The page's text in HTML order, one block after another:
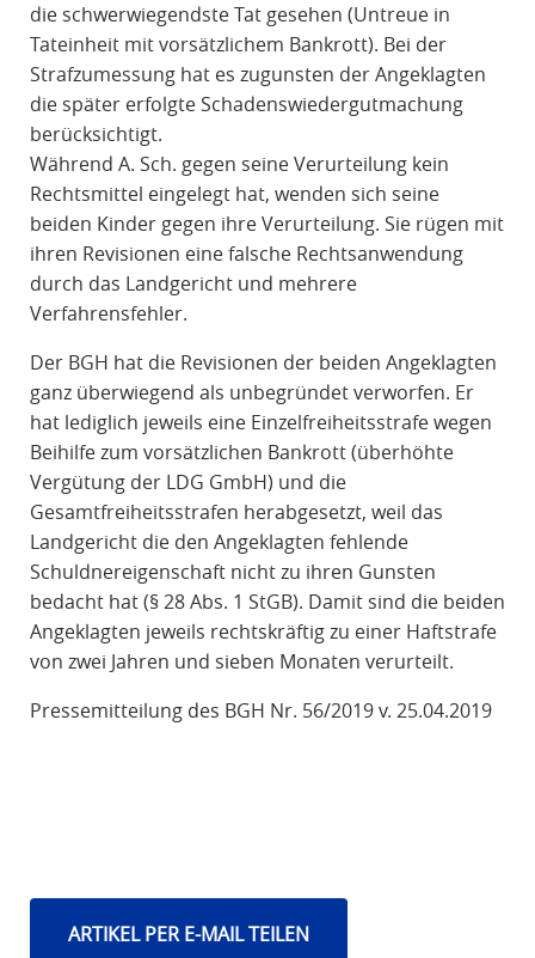
die schwerwiegendste Tat gesehen (Untreue in
Tateinheit mit vorsätzlichem Bankrott). Bei der
Strafzumessung hat es zugunsten der Angeklagten
die später erfolgte Schadenswiedergutmachung
berücksichtigt.
Während A. Sch. gegen seine Verurteilung kein
Rechtsmittel eingelegt hat, wenden sich seine
beiden Kinder gegen ihre Verurteilung. Sie rügen mit
ihren Revisionen eine falsche Rechtsanwendung
durch das Landgericht und mehrere
Verfahrensfehler.
Der BGH hat die Revisionen der beiden Angeklagten
ganz überwiegend als unbegründet verworfen. Er
hat lediglich jeweils eine Einzelfreiheitsstrafe wegen
Beihilfe zum vorsätzlichen Bankrott (überhöhte
Vergütung der LDG GmbH) und die
Gesamtfreiheitsstrafen herabgesetzt, weil das
Landgericht die den Angeklagten fehlende
Schuldnereigenschaft nicht zu ihren Gunsten
bedacht hat (§ 28 Abs. 1 StGB). Damit sind die beiden
Angeklagten jeweils rechtskräftig zu einer Haftstrafe
von zwei Jahren und sieben Monaten verurteilt.
Pressemitteilung des BGH Nr. 56/2019 v. 25.04.2019
ARTIKEL PER E-MAIL TEILEN